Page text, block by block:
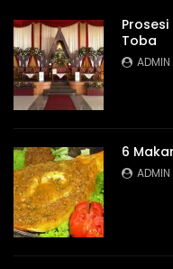
Toba
ADMIN
6
ADMIN